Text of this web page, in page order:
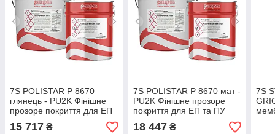
7S POLISTAR P 8670
глянець - PU2K Фінішне
прозоре покриття для ЕП
та ПУ систем, 10 кг
15 717 ₴
7S POLISTAR P 8670 мат -
PU2K Фінішне прозоре
покриття для ЕП та ПУ
систем, 10 кг
18 447₴
7S